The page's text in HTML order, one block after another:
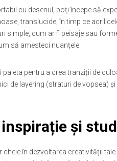
cu desenul, poți începe să
translucide, în timp ce
simple, cum ar fi peisaje sau
să amesteci nuanțele.
pentru a crea tranziții de
de layering (straturi de vopsea)
inspirație și
cheie în dezvoltarea creativității